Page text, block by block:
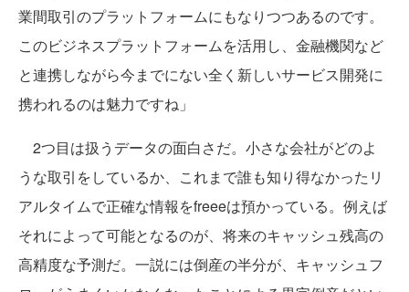
業間取引のプラットフォームにもなりつつあるのです。
このビジネスプラットフォームを活用し、金融機関など
と連携しながら今までにない全く新しいサービス開発に
携われるのは魅力ですね」
2つ目は扱うデータの面白さだ。小さな会社がどのよ
うな取引をしているか、これまで誰も知り得なかったリ
アルタイムで正確な情報をfreeeは預かっている。例えば
それによって可能となるのが、将来のキャッシュ残高の
高精度な予測だ。一説には倒産の半分が、キャッシュフ